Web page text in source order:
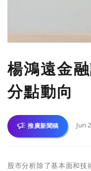
楊鴻遠金
分點動向
推廣新聞稿 Jun
股市分析除了基本面和技